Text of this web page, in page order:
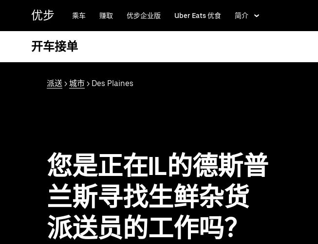
容
优步 乘车 赚取 优步企业版 Uber Eats 优食 简介
开车接单
派送 > 城市 > Des Plaines
您是正在IL的德斯普
兰斯寻找生鲜杂货
派送员的工作吗？